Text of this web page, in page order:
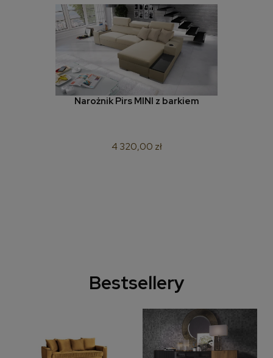
Narożnik Pirs MINI z barkiem
4 320,00 zł
Bestsellery